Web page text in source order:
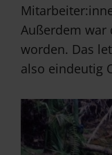
Außerdem war
worden. Das
also eindeutig